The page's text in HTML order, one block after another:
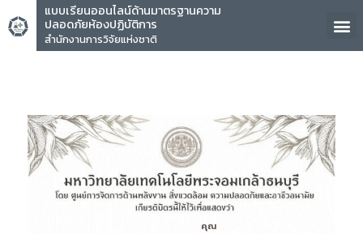
แบบเรียนออนไลน์ด้านมาตรฐานความ
ปลอดภัยห้องปฏิบัติการ
สำนักงานการวิจัยแห่งชาติ
คุณ